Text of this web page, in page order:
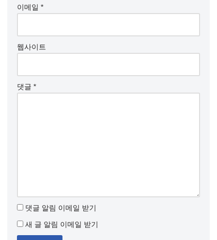
이메일 *
웹사이트
댓글 *
댓글 알림 이메일 받기
새 글 알림 이메일 받기